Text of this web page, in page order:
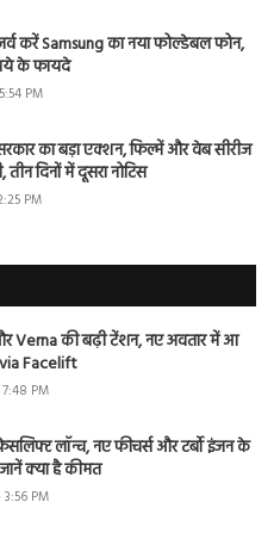
करें Samsung का नया फोल्डेबल फोन,
के फायदे
PM
का बड़ा एक्शन, फिल्में और वेब सीरीज
तीन दिनों में दूसरा नोटिस
PM
Verna की बढ़ी टेंशन, नए अवतार में आ
Facelift
PM
लॉन्च, नए फीचर्स और टर्बो इंजन के
क्या है कीमत
PM